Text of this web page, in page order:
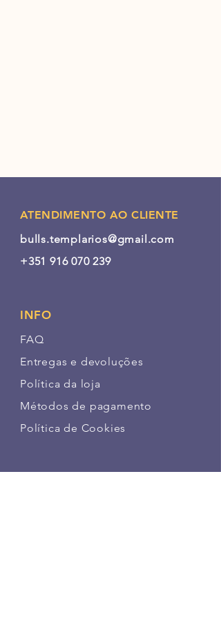
ATENDIMENTO AO CLIENTE
bulls.templarios@gmail.com
+351 916 070 239
INFO
FAQ
Entregas e devoluções
Política da loja
Métodos de pagamento
Política de Cookies